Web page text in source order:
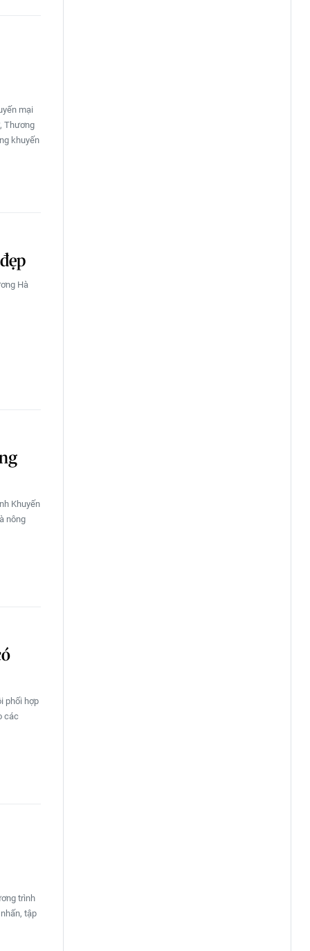
mại
Thương
khuyến
Hà
Khuyến
nông
phối hợp
các
trình
tập